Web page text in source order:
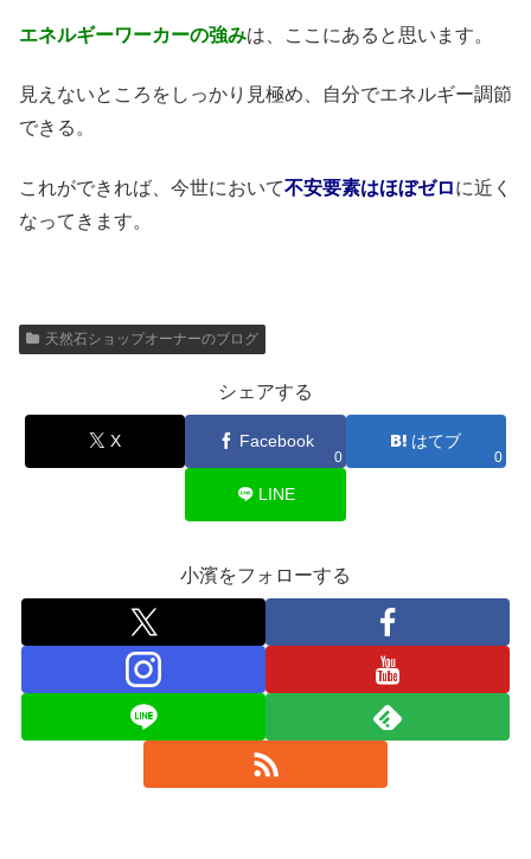
エネルギーワーカーの強みは、ここにあると思います。
見えないところをしっかり見極め、自分でエネルギー調節
できる。
これができれば、今世において不安要素はほぼゼロに近く
なってきます。
天然石ショップオーナーのブログ
シェアする
X Facebook
0
はてブ
0
LINE
小濱をフォローする